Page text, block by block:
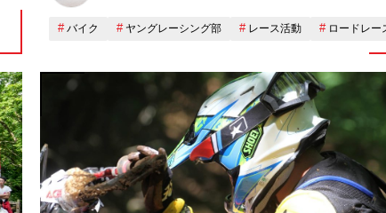
バイク ヤングレーシング部 レース活動 ロードレー